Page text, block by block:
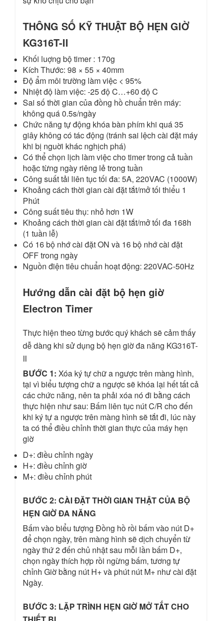
THÔNG SỐ KỸ THUẬT BỘ HẸN GIỜ
KG316T-II
Khối luợng bộ timer : 170g
Kích Thước: 98 × 55 × 40mm
Độ ẩm môi trường làm việc < 95%
Nhiệt độ làm việc: -25 độ C…+60 độ C
Sai số thời gian của đồng hồ chuẩn trên máy:
không quá 0.5s/ngày
Chức năng tự động khóa bàn phím khi quá 35
giây không có tác động (tránh sai lệch cài đặt máy
khi bị nguời khác nghịch phá)
Có thể chọn lịch làm việc cho timer trong cả tuần
hoặc từng ngày riêng lẻ trong tuần
Công suất tải liên tục tối đa: 5A, 220VAC (1000W)
Khoảng cách thời gian cài đặt tắt/mở tối thiểu 1
Phút
Công suất tiêu thụ: nhỏ hơn 1W
Khoảng cách thời gian cài đặt tắt/mở tối đa 168h
(1 tuần lễ)
Có 16 bộ nhớ cài đặt ON và 16 bộ nhớ cài đặt
OFF trong ngày
Nguồn điện tiêu chuẩn hoạt động: 220VAC-50Hz
Hướng dẫn cài đặt bộ hẹn giờ
Electron Timer
Thực hiện theo từng bước quý khách sẽ cảm thấy
dễ dàng khi sử dụng bộ hẹn giờ đa năng KG316T-
II
BƯỚC 1: Xóa ký tự chữ a ngược trên màng hình,
tại vì biểu tượng chữ a ngược sẽ khóa lại hết tất cả
các chức năng, nên ta phải xóa nó đi bằng cách
thực hiện như sau: Bấm liên tục nút C/R cho đến
khi ký tự a ngược trên màng hình sẽ tắt đi, lúc này
ta có thể điều chỉnh thời gian thực của máy hẹn
giờ
D+: điều chỉnh ngày
H+: điều chỉnh giờ
M+: điều chỉnh phút
BƯỚC 2: CÀI ĐẶT THỜI GIAN THẬT CỦA BỘ
HẸN GIỜ ĐA NĂNG
Bấm vào biểu tượng Đồng hồ rồi bấm vào nút D+
để chọn ngày, trên màng hình sẽ dịch chuyển từ
ngày thứ 2 đến chủ nhật sau mỗi lần bấm D+,
chọn ngày thích hợp rồi ngừng bấm, tương tự
chỉnh Giờ bằng nút H+ và phút nút M+ như cài đặt
Ngày.
BƯỚC 3: LẶP TRÌNH HẸN GIỜ MỞ TẮT CHO